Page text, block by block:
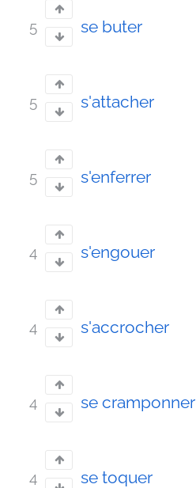
5 se buter
5 s'attacher
5 s'enferrer
4 s'engouer
4 s'accrocher
4 se cramponner
4 se toquer